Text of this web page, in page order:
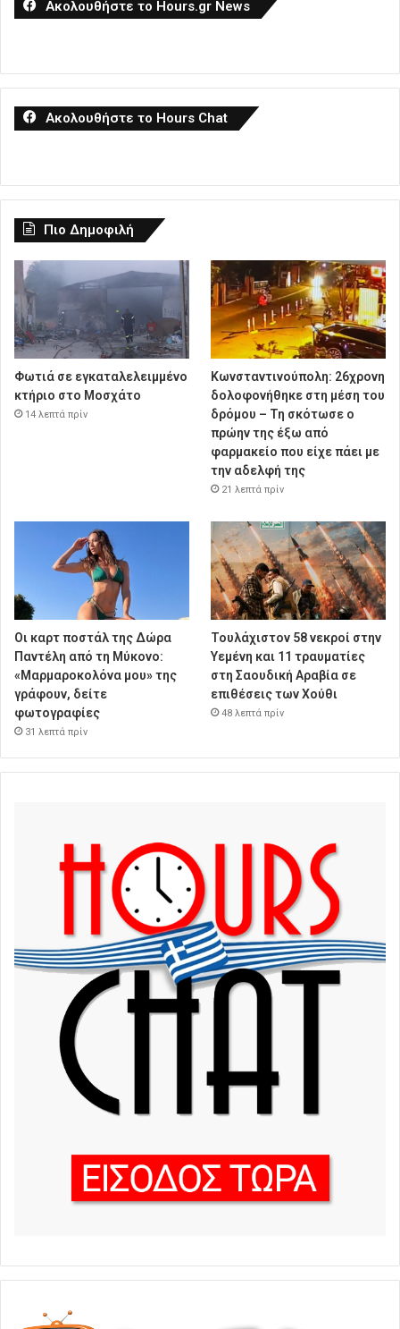
Ακολουθήστε το Hours.gr News
Ακολουθήστε το Hours Chat
Πιο Δημοφιλή
Φωτιά σε εγκαταλελειμμένο
κτήριο στο Μοσχάτο
14 λεπτά πρίν
Κωνσταντινούπολη: 26χρονη
δολοφονήθηκε στη μέση του
δρόμου – Τη σκότωσε ο
πρώην της έξω από
φαρμακείο που είχε πάει με
την αδελφή της
21 λεπτά πρίν
Οι καρτ ποστάλ της Δώρα
Παντέλη από τη Μύκονο:
«Μαρμαροκολόνα μου» της
γράφουν, δείτε
φωτογραφίες
31 λεπτά πρίν
Τουλάχιστον 58 νεκροί στην
Υεμένη και 11 τραυματίες
στη Σαουδική Αραβία σε
επιθέσεις των Χούθι
48 λεπτά πρίν